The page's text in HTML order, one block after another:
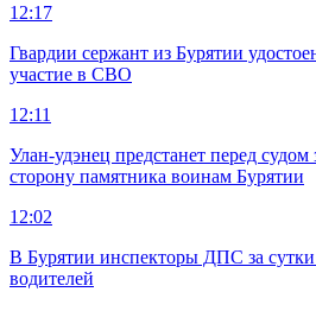
12:17
Гвардии сержант из Бурятии
участие в СВО
12:11
Улан-удэнец предстанет перед
сторону памятника воинам Бурятии
12:02
В Бурятии инспекторы ДПС за
водителей